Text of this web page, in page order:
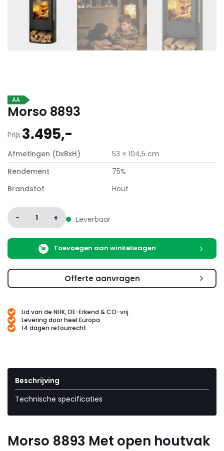
AA
Morso 8893
Prijs:3.495,-
Afmetingen (DxBxH)
53 × 104,5 cm
Rendement
75%
Brandstof
Hout
- 1 + Leverbaar
Toevoegen aan winkelwagen
Offerte aanvragen
Lid van de NHK, DE-Erkend & CO-vrij
Levering door heel Europa
14 dagen retourrecht
Beschrijving
Technische specificaties
Morso 8893 Met open houtvak